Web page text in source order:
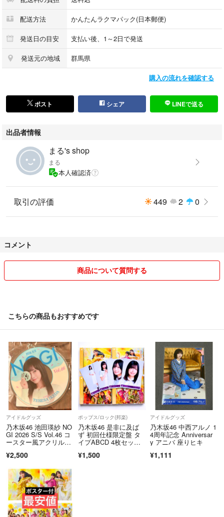
#乃木坂46
#最後に階段を駆け上がったのはいつだ？
#五百城茉央
5.03-2
配送方法 かんたんラクマパック(日本郵便)
発送日の目安 支払い後、1～2日で発送
発送元の地域 群馬県
購入の流れを確認する
ポスト シェア LINEで送る
出品者情報
まる's shop
まる
本人確認済
取引の評価 449 2 0
コメント
商品について質問する
こちらの商品もおすすめです
アイドルグッズ
乃木坂46 池田瑛紗 NO
GI 2026 S/S Vol.46 コ
ースター風アクリルキ
¥2,500
ポップス/ロック(邦楽)
乃木坂46 是非に及ば
ず 初回仕様限定盤 タ
イプABCD 4枚セッ
き 五百城茉央 コン
¥1,500
アイドルグッズ
乃木坂46 中西アルノ 1
4周年記念 Anniversar
y アニバ 座りヒキ
¥1,111